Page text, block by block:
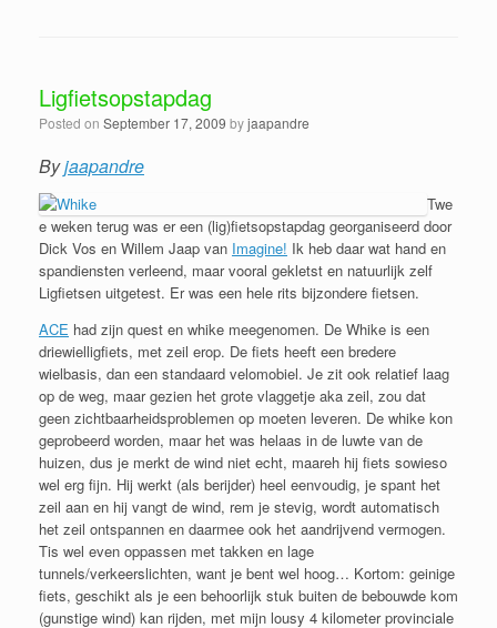
Ligfietsopstapdag
Posted on September 17, 2009 byjaapandre
Byjaapandre
Twe
e weken terug was er een (lig)fietsopstapdag georganiseerd door
Dick Vos en Willem Jaap van Imagine! Ik heb daar wat hand en
spandiensten verleend, maar vooral gekletst en natuurlijk zelf
Ligfietsen uitgetest. Er was een hele rits bijzondere fietsen.
ACE had zijn quest en whike meegenomen. De Whike is een
driewielligfiets, met zeil erop. De fiets heeft een bredere
wielbasis, dan een standaard velomobiel. Je zit ook relatief laag
op de weg, maar gezien het grote vlaggetje aka zeil, zou dat
geen zichtbaarheidsproblemen op moeten leveren. De whike kon
geprobeerd worden, maar het was helaas in de luwte van de
huizen, dus je merkt de wind niet echt, maareh hij fiets sowieso
wel erg fijn. Hij werkt (als berijder) heel eenvoudig, je spant het
zeil aan en hij vangt de wind, rem je stevig, wordt automatisch
het zeil ontspannen en daarmee ook het aandrijvend vermogen.
Tis wel even oppassen met takken en lage
tunnels/verkeerslichten, want je bent wel hoog… Kortom: geinige
fiets, geschikt als je een behoorlijk stuk buiten de bebouwde kom
(gunstige wind) kan rijden, met mijn lousy 4 kilometer provinciale